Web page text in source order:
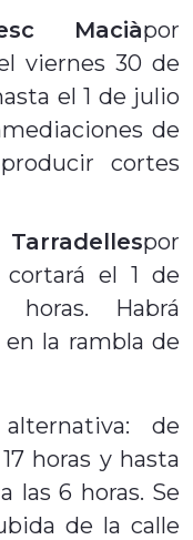
Maciàpor
viernes 30 de
el 1 de julio
de
cortes
por
cortará el 1 de
Habrá
la rambla de
de
horas y hasta
las 6 horas. Se
de la calle